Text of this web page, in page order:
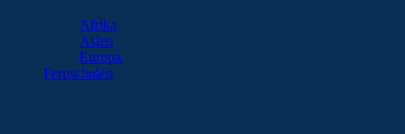
Afrika
Asien
Europa
Fernschulen